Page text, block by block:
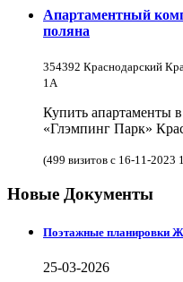
Апартаментный
поляна
354392 Краснодарский
1А
Купить апартаменты
«Глэмпинг Парк»
(499 визитов с 16-11-2023
Новые Документы
Поэтажные планировки
25-03-2026